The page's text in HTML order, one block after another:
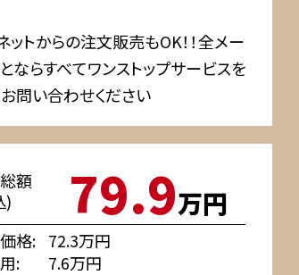
トからの注文販売もOK！！全メー
ならすべてワンストップサービスを
問い合わせください
額
)
79.9万円
格
72.3万円
7.6万円